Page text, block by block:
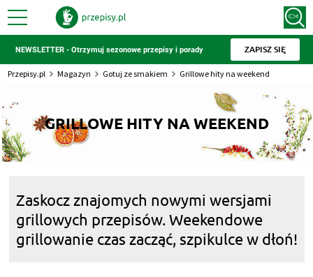
NEWSLETTER - Otrzymuj sezonowe przepisy i porady ZAPISZ SIĘ
Przepisy.pl Magazyn Gotuj ze smakiem Grillowe hity na weekend
GRILLOWE HITY NA WEEKEND
Zaskocz znajomych nowymi wersjami
grillowych przepisów. Weekendowe
grillowanie czas zacząć, szpikulce w dłoń!